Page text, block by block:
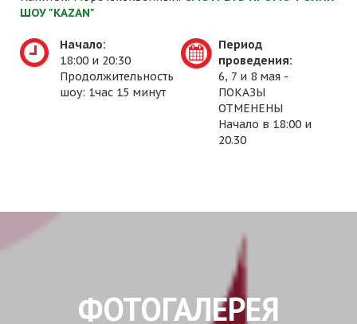
ШОУ "KAZAN"
Начало:
18:00 и 20:30
Продолжительность
шоу: 1час 15 минут
Период
проведения:
6, 7 и 8 мая -
ПОКАЗЫ
ОТМЕНЕНЫ
Начало в 18:00 и
20.30
ФОТОГАЛЕРЕЯ